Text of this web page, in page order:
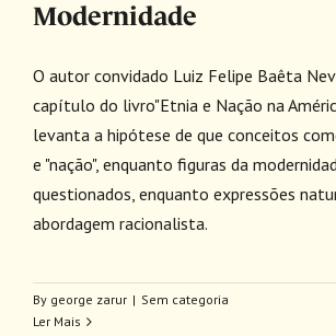
Modernidade
O autor convidado Luiz Felipe Baêta
capítulo do livro"Etnia e Nação na
levanta a hipótese de que conceitos
e "nação", enquanto figuras da
questionados, enquanto expressões
abordagem racionalista.
By george zarur | Sem categoria
Ler Mais